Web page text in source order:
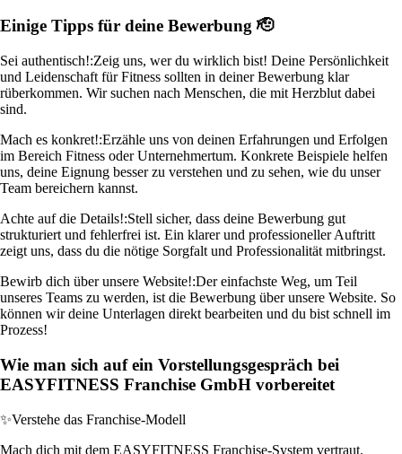
Einige Tipps für deine Bewerbung 🫡
Sei authentisch!:Zeig uns, wer du wirklich bist! Deine Persönlichkeit
und Leidenschaft für Fitness sollten in deiner Bewerbung klar
rüberkommen. Wir suchen nach Menschen, die mit Herzblut dabei
sind.
Mach es konkret!:Erzähle uns von deinen Erfahrungen und Erfolgen
im Bereich Fitness oder Unternehmertum. Konkrete Beispiele helfen
uns, deine Eignung besser zu verstehen und zu sehen, wie du unser
Team bereichern kannst.
Achte auf die Details!:Stell sicher, dass deine Bewerbung gut
strukturiert und fehlerfrei ist. Ein klarer und professioneller Auftritt
zeigt uns, dass du die nötige Sorgfalt und Professionalität mitbringst.
Bewirb dich über unsere Website!:Der einfachste Weg, um Teil
unseres Teams zu werden, ist die Bewerbung über unsere Website. So
können wir deine Unterlagen direkt bearbeiten und du bist schnell im
Prozess!
Wie man sich auf ein Vorstellungsgespräch bei
EASYFITNESS Franchise GmbH vorbereitet
✨Verstehe das Franchise-Modell
Mach dich mit dem EASYFITNESS Franchise-System vertraut.